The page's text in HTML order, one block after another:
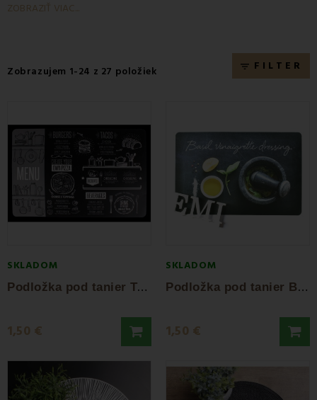
nájdete plastové podložky a podložky pod taniere vyrobené z
ZOBRAZIŤ VIAC...
filter_list FILTER
Zobrazujem 1-24 z 27 položiek
SKLADOM
P
odložka pod tanier Tacos
1,50 €
SKLADOM
P
odložka pod tanier Bazalka
1,50 €